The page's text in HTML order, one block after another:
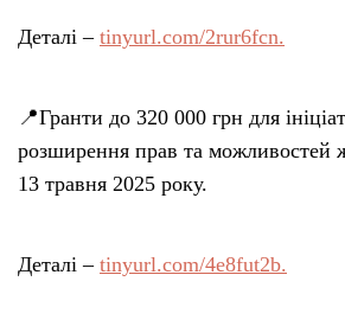
Деталі – tinyurl.com/2rur6fcn.
📍Гранти до 320 000 грн для
розширення прав та можливостей
13 травня 2025 року.
Деталі – tinyurl.com/4e8fut2b.